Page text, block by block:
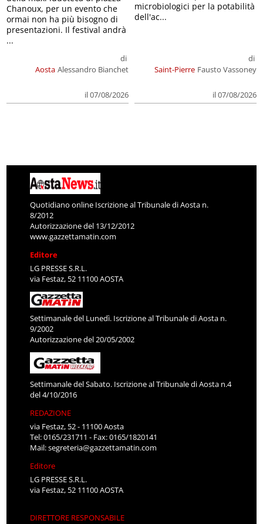
Aosta
di
Alessandro Bianchet
il 07/08/2026
Chanoux, per un evento che
ormai non ha più bisogno di
presentazioni. Il festival andrà
...
Saint-Pierre
di
Fausto Vassoney
il 07/08/2026
microbiologici per la potabilità
dell'ac...
Quotidiano online Iscrizione al Tribunale di Aosta n.
8/2012
Autorizzazione del 13/12/2012
www.gazzettamatin.com
Editore
LG PRESSE S.R.L.
via Festaz, 52 11100 AOSTA
Settimanale del Lunedì. Iscrizione al Tribunale di Aosta n.
9/2002
Autorizzazione del 20/05/2002
Settimanale del Sabato. Iscrizione al Tribunale di Aosta n.4
del 4/10/2016
REDAZIONE
via Festaz, 52 - 11100 Aosta
Tel: 0165/231711 - Fax: 0165/1820141
Mail:segreteria@gazzettamatin.com
Editore
LG PRESSE S.R.L.
via Festaz, 52 11100 AOSTA
DIRETTORE RESPONSABILE